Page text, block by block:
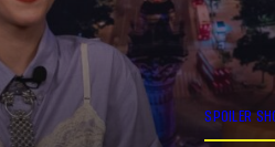
SPOILER